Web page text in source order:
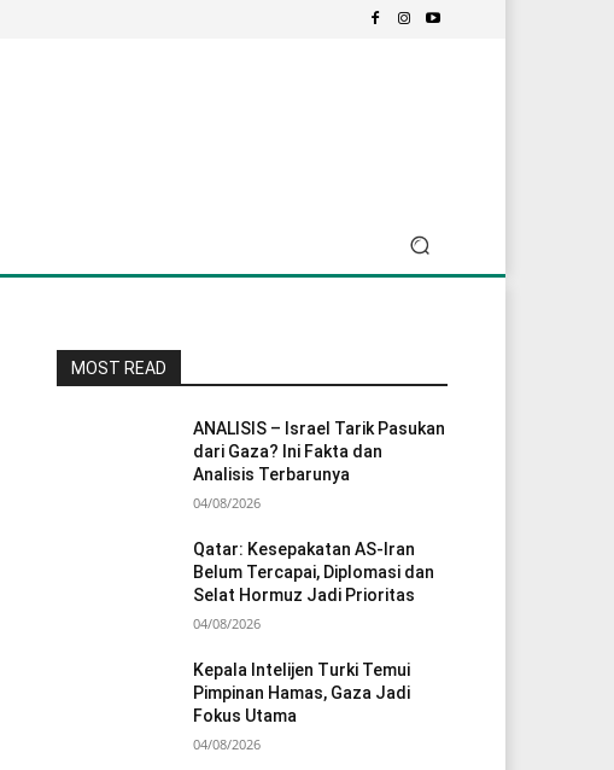
MOST READ
ANALISIS – Israel Tarik Pasukan
dari Gaza? Ini Fakta dan
Analisis Terbarunya
04/08/2026
Qatar: Kesepakatan AS-Iran
Belum Tercapai, Diplomasi dan
Selat Hormuz Jadi Prioritas
04/08/2026
Kepala Intelijen Turki Temui
Pimpinan Hamas, Gaza Jadi
Fokus Utama
04/08/2026